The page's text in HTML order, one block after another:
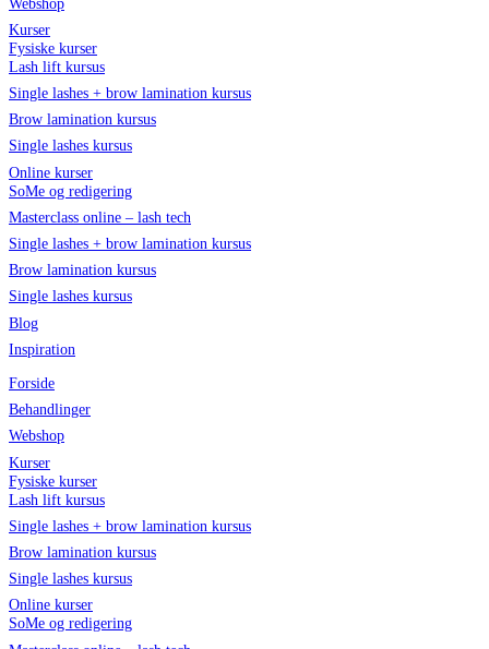
Kurser
Fysiske kurser
Lash lift kursus
Single lashes + brow lamination kursus
Brow lamination kursus
Single lashes kursus
Online kurser
SoMe og redigering
Masterclass online – lash tech
Single lashes + brow lamination kursus
Brow lamination kursus
Single lashes kursus
Blog
Inspiration
Forside
Behandlinger
Webshop
Kurser
Fysiske kurser
Lash lift kursus
Single lashes + brow lamination kursus
Brow lamination kursus
Single lashes kursus
Online kurser
SoMe og redigering